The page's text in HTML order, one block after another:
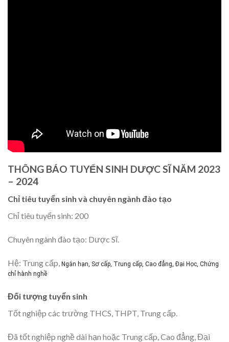
THÔNG BÁO TUYỂN SINH DƯỢC SĨ NĂM 2023
– 2024
Chỉ tiêu tuyển sinh và chuyên ngành đào tạo
Chỉ tiêu tuyển sinh: 200
Chuyên ngành đào tạo: Dược Sĩ.
Hệ: Trung cấp, Ngắn hạn, Sơ cấp, Trung cấp, Cao đẳng, Đại Học, Chứng
chỉ hành nghề
Đối tượng tuyển sinh
Tốt nghiệp các trường THCS, THPT, Trung cấp.
Đã tốt nghiệp nghề dài hạn hoặc Trung cấp, Cao đẳng, Đại